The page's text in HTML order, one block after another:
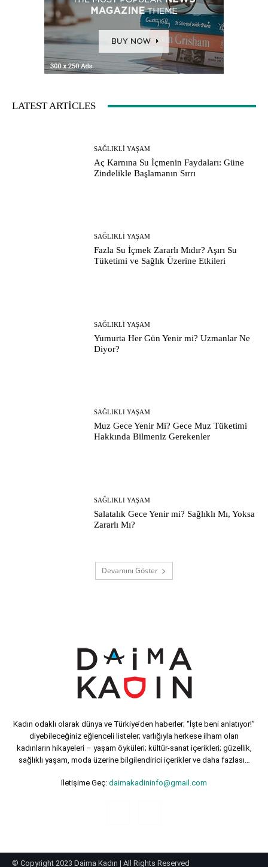
LATEST ARTICLES
SAĞLIKLI YAŞAM
Aç Karnına Su İçmenin Faydaları: Güne
Zindelikle Başlamanın Sırrı
SAĞLIKLI YAŞAM
Fazla Su İçmek Zararlı Mıdır? Aşırı Su
Tüketimi ve Sağlık Üzerine Etkileri
SAĞLIKLI YAŞAM
Yumurta Her Gün Yenir mi? Uzmanlar Ne
Diyor?
SAĞLIKLI YAŞAM
Muz Gece Yenir Mi? Gece Muz Tüketimi
Hakkında Bilmeniz Gerekenler
SAĞLIKLI YAŞAM
Salatalık Gece Yenir mi? Sağlıklı Mı, Yoksa
Zararlı Mı?
Devamını Göster
Kadın odaklı olarak dünya ve Türkiye’den haberler; “İşte beni anlatıyor!”
diyebileceğiniz eğlenceli listeler; varlığıyla herkese ilham olan
kadınların hikayeleri – yaşam öyküleri; kültür-sanat içerikleri; güzellik,
sağlıklı yaşam, moda üzerine bilgilendirici içerikler ve daha fazlası…
İletişime Geç: daimakadininfo@gmail.com
© Copyright 2023 Daima Kadın | All Rights Reserved